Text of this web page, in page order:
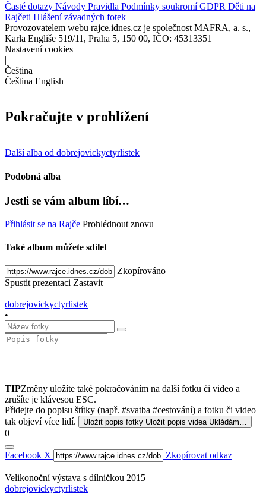
Časté dotazy Návody Pravidla Podmínky soukromíGDPR Děti na
Rajčeti Hlášení závadných fotek
Provozovatelem webu rajce.idnes.cz je společnost MAFRA, a. s.,
Karla Engliše 519/11, Praha 5, 150 00, IČO: 45313351
Nastavení cookies
|
Čeština
Čeština English
Pokračujte v prohlížení
Další alba od dobrejovickyctyrlistek
Podobná alba
Jestli se vám album líbí…
Přihlásit se na Rajče Prohlédnout znovu
Také album můžete sdílet
Zkopírováno
Spustit prezentaci Zastavit
dobrejovickyctyrlistek
•
TIPZměny uložíte také pokračováním na další fotku či video a
zrušíte je klávesou ESC.
Přidejte do popisu štítky (např. #svatba #cestování) a fotku či video
tak objeví více lidí.
Uložit popis fotky Uložit popis videa Ukládám…
0
Facebook X Zkopírovat odkaz
Velikonoční výstava s dílničkou 2015
dobrejovickyctyrlistek